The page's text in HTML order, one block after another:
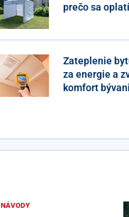
prečo sa
Zateplenie
za energie a
komfort